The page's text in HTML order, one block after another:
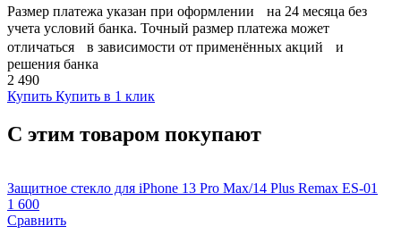
Размер платежа указан при оформлении на 24 месяца без
учета условий банка. Точный размер платежа может
отличаться в зависимости от применённых акций и
решения банка
2 490
Купить Купить в 1 клик
С этим товаром покупают
Защитное стекло для iPhone 13 Pro Max/14 Plus Remax ES-01
1 600
Сравнить